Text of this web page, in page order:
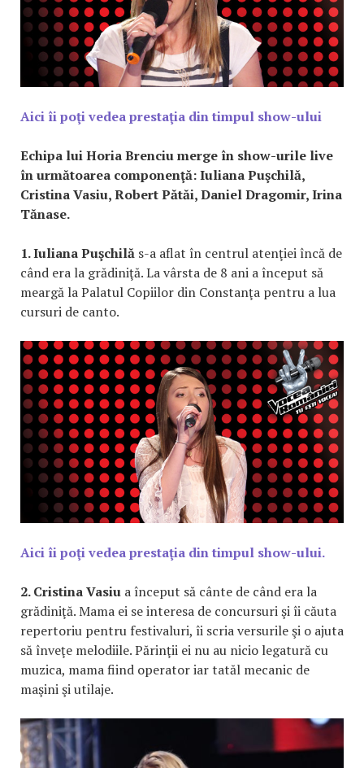
Aici îi poţi vedea prestaţia din timpul show-ului
Echipa lui Horia Brenciu merge în show-urile live
în următoarea componenţă: Iuliana Puşchilă,
Cristina Vasiu, Robert Pătăi, Daniel Dragomir, Irina
Tănase.
1. Iuliana Puşchilă s-a aflat în centrul atenţiei încă de
când era la grădiniţă. La vârsta de 8 ani a început să
meargă la Palatul Copiilor din Constanţa pentru a lua
cursuri de canto.
Aici îi poţi vedea prestaţia din timpul show-ului.
2. Cristina Vasiu a început să cânte de când era la
grădiniţă. Mama ei se interesa de concursuri şi îi căuta
repertoriu pentru festivaluri, îi scria versurile şi o ajuta
să înveţe melodiile. Părinţii ei nu au nicio legatură cu
muzica, mama fiind operator iar tatăl mecanic de
maşini şi utilaje.